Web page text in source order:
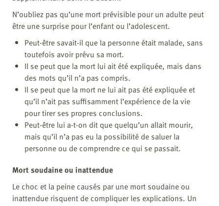
N’oubliez pas qu’une mort prévisible pour un adulte peut
être une surprise pour l’enfant ou l’adolescent.
Peut-être savait-il que la personne était malade, sans
toutefois avoir prévu sa mort.
Il se peut que la mort lui ait été expliquée, mais dans
des mots qu’il n’a pas compris.
Il se peut que la mort ne lui ait pas été expliquée et
qu’il n’ait pas suffisamment l’expérience de la vie
pour tirer ses propres conclusions.
Peut-être lui a-t-on dit que quelqu’un allait mourir,
mais qu’il n’a pas eu la possibilité de saluer la
personne ou de comprendre ce qui se passait.
Mort soudaine ou inattendue
Le choc et la peine causés par une mort soudaine ou
inattendue risquent de compliquer les explications. Un